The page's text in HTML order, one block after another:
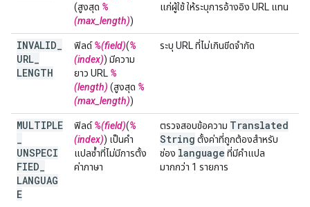
(สูงสุด %
(max_length))
แก่ผู้ใช้ ให้ระบุการอ้างอิง URL แทน
INVALID
URL
LENGTH
ฟิลด์%(field)(%
(index)) มีความ
ยาว URL %
(length) (สูงสุด %
(max_length))
ระบุ URL ที่ไม่เกินขีดจํากัด
MULTIPLE
UNSPECI
FIED
LANGUAG
E
ฟิลด์%(field)(%
(index)) เป็นคำ
แปลซ้ำที่ไม่มีการตั้ง
ค่าภาษา
ตรวจสอบข้อความ Translated
String ตั้งค่าที่ถูกต้องสำหรับ
ช่อง language ที่มีคำแปล
มากกว่า 1 รายการ